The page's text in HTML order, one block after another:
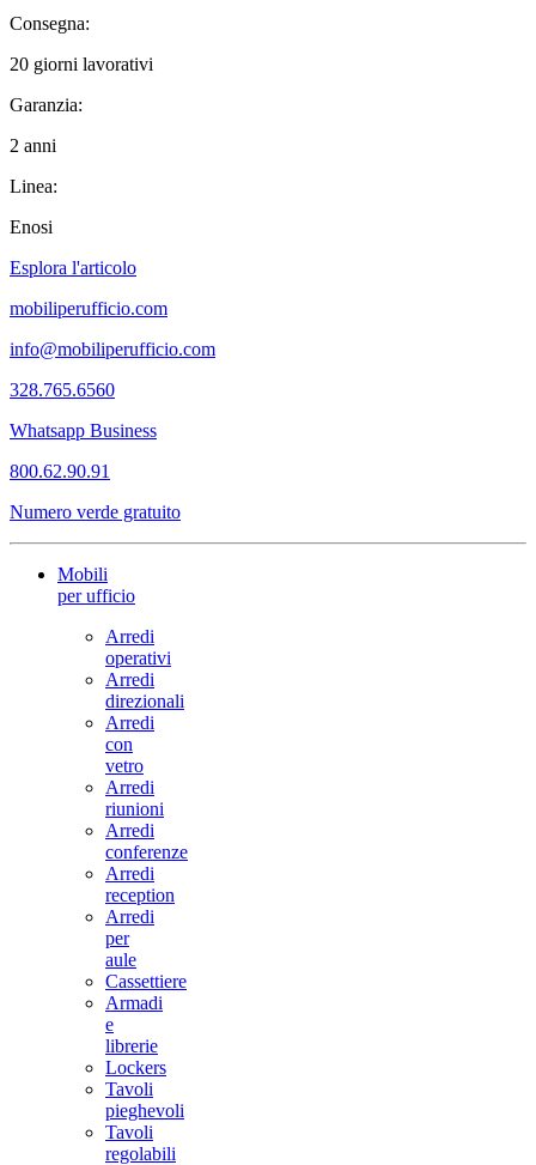
Consegna:
20 giorni lavorativi
Garanzia:
2 anni
Linea:
Enosi
Esplora l'articolo
mobiliperufficio.com
info@mobiliperufficio.com
328.765.6560
Whatsapp Business
800.62.90.91
Numero verde gratuito
Mobili
per ufficio
Arredi
operativi
Arredi
direzionali
Arredi
con
vetro
Arredi
riunioni
Arredi
conferenze
Arredi
reception
Arredi
per
aule
Cassettiere
Armadi
e
librerie
Lockers
Tavoli
pieghevoli
Tavoli
regolabili